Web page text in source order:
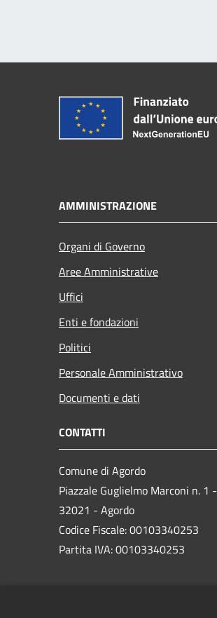
AMMINISTRAZIONE
Organi di Governo
Aree Amministrative
Uffici
Enti e fondazioni
Politici
Personale Amministrativo
Documenti e dati
CONTATTI
Comune di Agordo
Piazzale Guglielmo Marconi n. 1 -
32021 - Agordo
Codice Fiscale: 00103340253
Partita IVA: 00103340253